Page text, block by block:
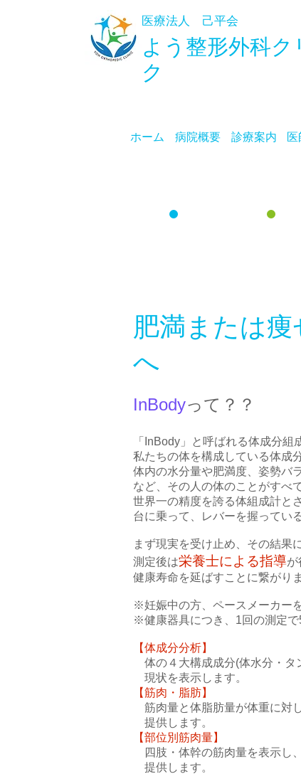
医療法人 己平会
よう整形外科ク
ク
ホーム 病院概要 診療案内
肥満または
へ
InBodyって？？
「InBody」と呼ばれる体成分組
私たちの体を構成している体成
体内の水分量や肥満度、姿勢バ
など、その人の体のことがすべ
世界一の精度を誇る体組成計と
台に乗って、レバーを握ってい
まず現実を受け止め、その結果
​測定後は栄養士による指導が
健康寿命を延ばすことに繋がり
※妊娠中の方、ペースメーカー
※健康器具につき、1回の測定
【体成分分析】
体の４大構成成分(体水分・ タ
現状を表示します。
【筋肉・脂肪】
筋肉量と体脂肪量が体重に対
提供します。
【部位別筋肉量】
四肢・体幹の筋肉量を表示し、
提供します。